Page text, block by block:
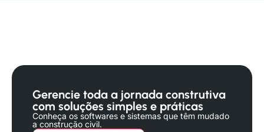
Gerencie toda a jornada construtiva
com soluções simples e práticas
Conheça os softwares e sistemas que têm mudado
a construção civil.